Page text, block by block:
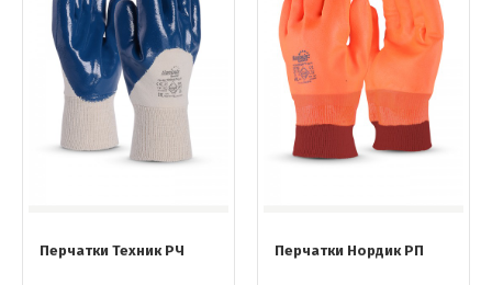
Перчатки Техник РЧ Перчатки Нордик РП